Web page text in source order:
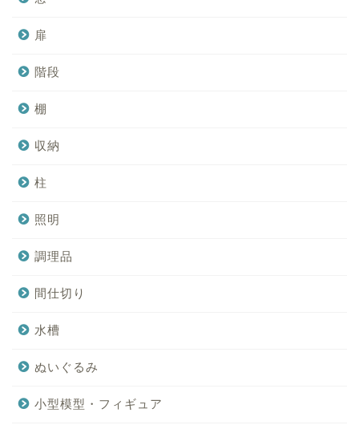
扉
階段
棚
収納
柱
照明
調理品
間仕切り
水槽
ぬいぐるみ
小型模型・フィギュア